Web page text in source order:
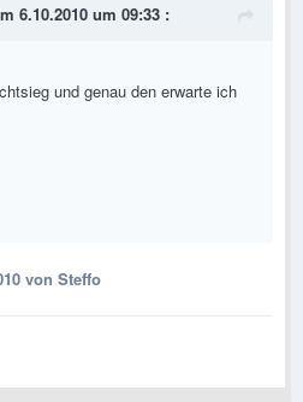
6.10.2010 um 09:33 :
und genau den erwarte ich
von Steffo